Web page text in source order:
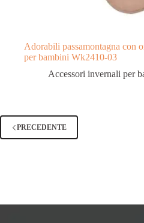
Adorabili passamontagna con
per bambini Wk2410-03
Accessori invernali per
PRECEDENTE